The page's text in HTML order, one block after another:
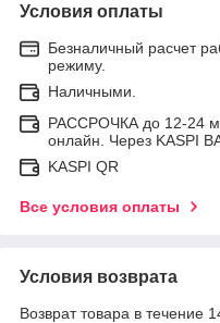
Условия оплаты
Безналичный расчет
режиму.
Наличными.
РАССРОЧКА до 12-24
онлайн. Через KASPI
KASPI QR
Все условия оплаты
Условия возврата
Возврат товара в течение